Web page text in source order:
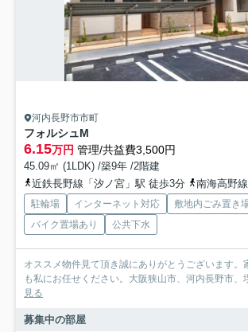
河内長野市市町
フォルシュM
6.15万円 管理/共益費3,500円
45.09㎡ (1LDK) /築9年 /2階建
近鉄長野線「汐ノ宮」駅 徒歩3分
南海高野線「
駐輪場 インターネット対応 敷地内ごみ置き
バイク置場あり
公共下水
オススメ物件見て頂き誠にありがとうございます。
も私にお任せください。大阪狭山市、河内長野市、
見る
募集中の部屋